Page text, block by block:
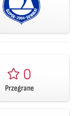
0
Przegrane